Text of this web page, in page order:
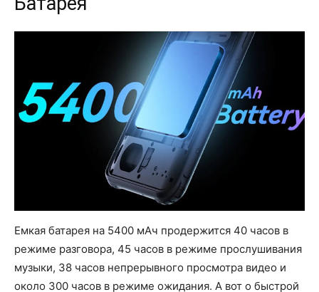
Емкая батарея на 5400 мАч продержится 40 часов в
режиме разговора, 45 часов в режиме прослушивания
музыки, 38 часов непрерывного просмотра видео и
около 300 часов в режиме ожидания. А вот о быстрой